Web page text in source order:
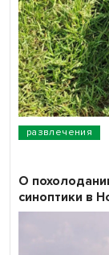
развлечения
О
синоптики в